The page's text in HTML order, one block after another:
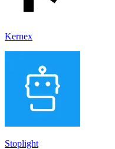
Kernex
Stoplight